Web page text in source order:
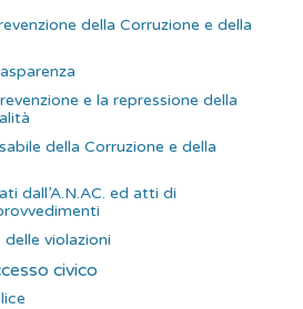
della Corruzione e della
e la repressione della
della Corruzione e della
dall’A.N.AC. ed atti di
violazioni
civico